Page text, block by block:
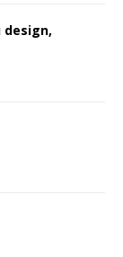
design,